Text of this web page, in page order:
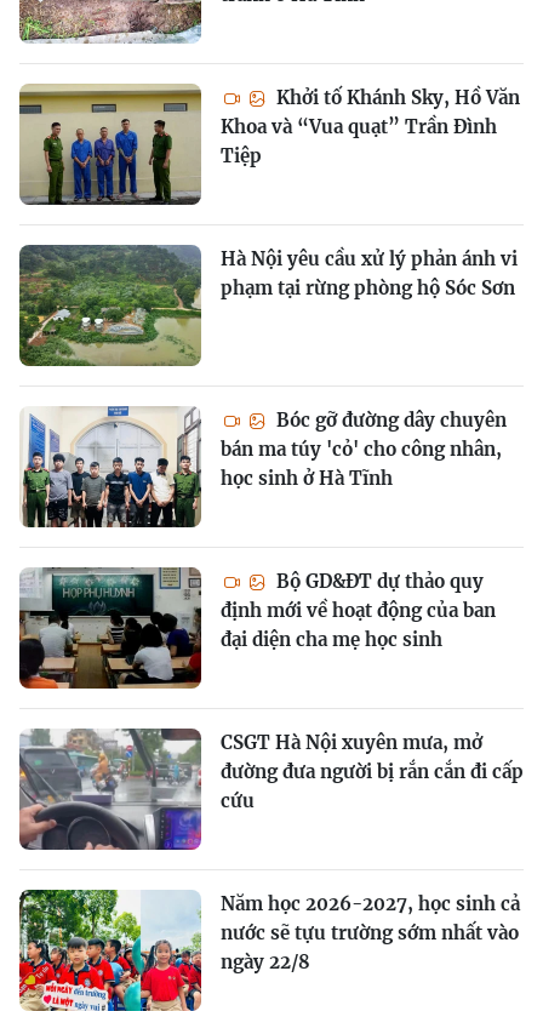
Khởi tố Khánh Sky, Hồ Văn
Khoa và “Vua quạt” Trần Đình
Tiệp
Hà Nội yêu cầu xử lý phản ánh vi
phạm tại rừng phòng hộ Sóc Sơn
Bóc gỡ đường dây chuyên
bán ma túy 'cỏ' cho công nhân,
học sinh ở Hà Tĩnh
Bộ GD&ĐT dự thảo quy
định mới về hoạt động của ban
đại diện cha mẹ học sinh
CSGT Hà Nội xuyên mưa, mở
đường đưa người bị rắn cắn đi cấp
cứu
Năm học 2026-2027, học sinh cả
nước sẽ tựu trường sớm nhất vào
ngày 22/8